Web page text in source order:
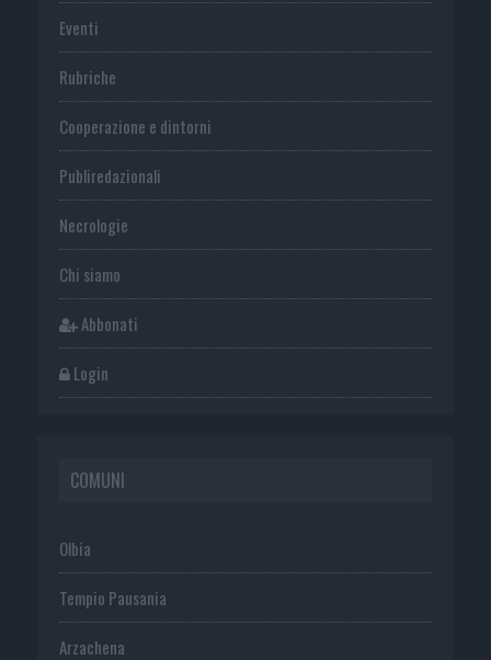
Eventi
Rubriche
Cooperazione e dintorni
Publiredazionali
Necrologie
Chi siamo
Abbonati
Login
COMUNI
Olbia
Tempio Pausania
Arzachena